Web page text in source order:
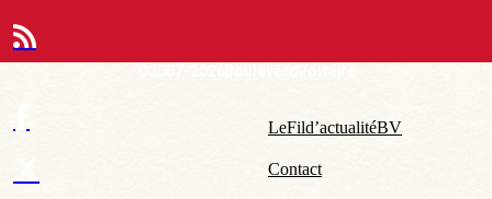
Le Fil d’actualité BV
Contact